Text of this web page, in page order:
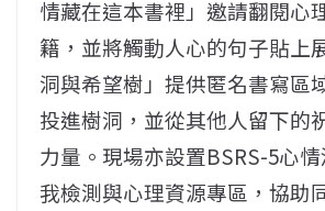
情藏在這本書裡」邀請翻閱心
籍，並將觸動人心的句子貼上
洞與希望樹」提供匿名書寫區
投進樹洞，並從其他人留下的
力量。現場亦設置BSRS-5心
我檢測與心理資源專區，協助